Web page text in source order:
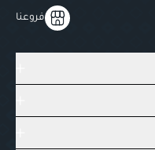
فروعنا